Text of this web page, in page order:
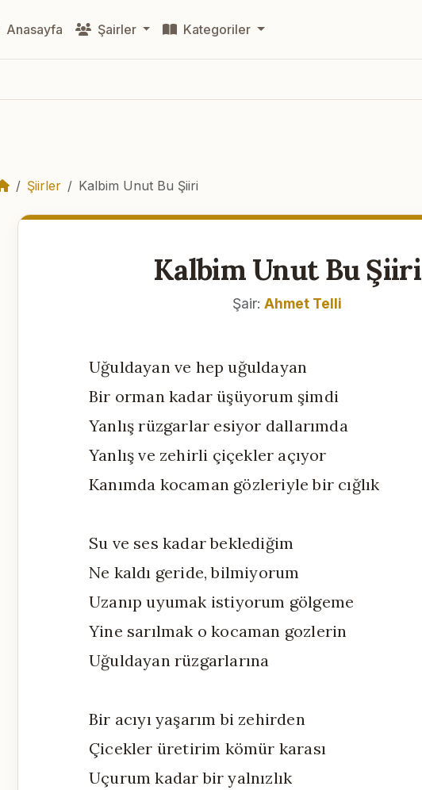
Anasayfa Şairler Kategoriler
Şiirler Kalbim Unut Bu Şiiri
Kalbim Unut Bu Şiiri
Şair: Ahmet Telli
Uğuldayan ve hep uğuldayan
Bir orman kadar üşüyorum şimdi
Yanlış rüzgarlar esiyor dallarımda
Yanlış ve zehirli çiçekler açıyor
Kanımda kocaman gözleriyle bir cığlık
Su ve ses kadar beklediğim
Ne kaldı geride, bilmiyorum
Uzanıp uyumak istiyorum gölgeme
Yine sarılmak o kocaman gozlerin
Uğuldayan rüzgarlarına
Bir acıyı yaşarım bi zehirden
Çicekler üretirim kömür karası
Uçurum kadar bir yalnızlık